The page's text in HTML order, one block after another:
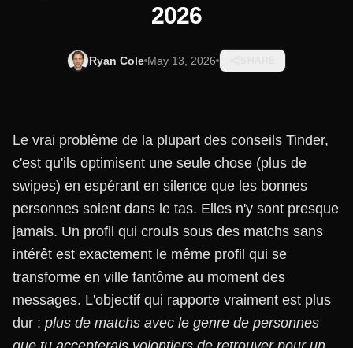
2026
Ryan Cole May 13, 2026
Le vrai problème de la plupart des conseils Tinder,
c'est qu'ils optimisent une seule chose (plus de
swipes) en espérant en silence que les bonnes
personnes soient dans le tas. Elles n'y sont presque
jamais. Un profil qui crouls sous des matchs sans
intérêt est exactement le même profil qui se
transforme en ville fantôme au moment des
messages. L'objectif qui rapporte vraiment est plus
dur : plus de matchs avec le genre de personnes